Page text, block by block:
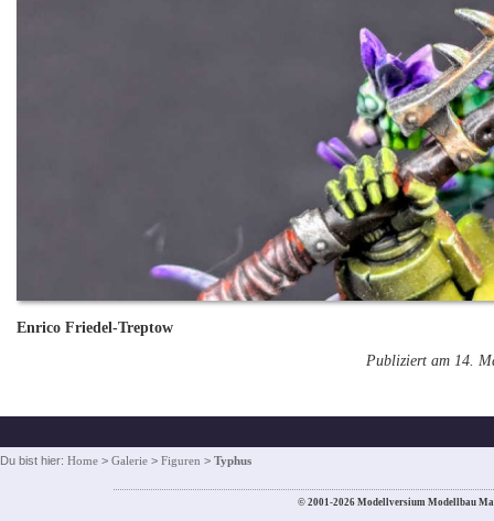
Enrico Friedel-Treptow
Publiziert am 14.
Du bist hier: Home > Galerie > Figuren > Typhus
© 2001-2026 Modellversium Modellbau